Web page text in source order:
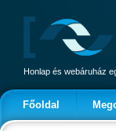
Honlap és webáruház
Főoldal